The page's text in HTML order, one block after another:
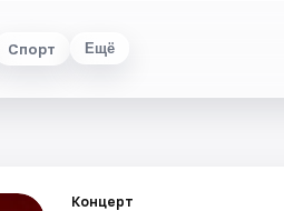
Спорт Ещё
Концерт